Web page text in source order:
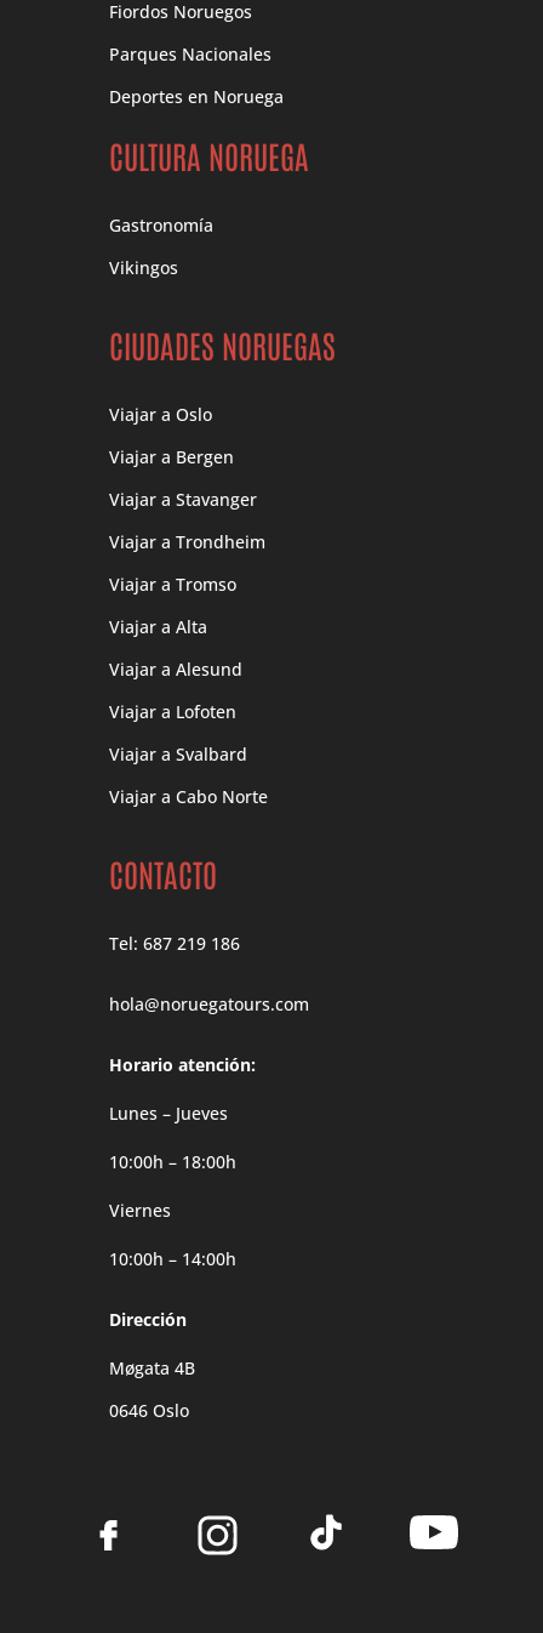
Fiordos Noruegos
Parques Nacionales
Deportes en Noruega
CULTURA NORUEGA
Gastronomía
Vikingos
CIUDADES NORUEGAS
Viajar a Oslo
Viajar a Bergen
Viajar a Stavanger
Viajar a Trondheim
Viajar a Tromso
Viajar a Alta
Viajar a Alesund
Viajar a Lofoten
Viajar a Svalbard
Viajar a Cabo Norte
CONTACTO
Tel: 687 219 186
hola@noruegatours.com
Horario atención:
Lunes – Jueves
10:00h – 18:00h
Viernes
10:00h – 14:00h
Dirección
Møgata 4B
0646 Oslo